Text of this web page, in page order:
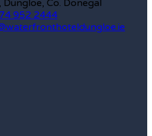
Co. Donegal
952 2444